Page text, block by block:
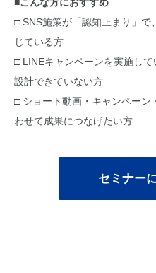
□ SNS施策が「認知止まり」で
じている方
□ LINEキャンペーンを実施し
設計できていない方
□ ショート動画・キャンペーン
わせて成果につなげたい方
セミナー